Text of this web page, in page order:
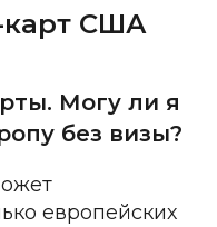
карт США
Могу ли я
без визы?
европейских